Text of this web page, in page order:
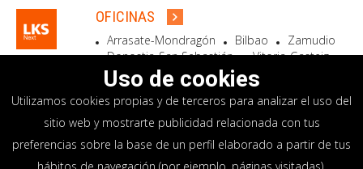
OFICINAS
Arrasate-Mondragón Bilbao
Zamudio
Donostia-San Sebastián
Vitoria-Gasteiz
Madrid
El Astillero Bidart
SEDE SOCIAL
Goiru, 7 Arrasate-Mondragón
CP 20500 GIPUZKOA – SPAIN
Uso de cookies
Utilizamos cookies propias y de terceros para analizar el uso del
sitio web y mostrarte publicidad relacionada con tus
preferencias sobre la base de un perfil elaborado a partir de tus